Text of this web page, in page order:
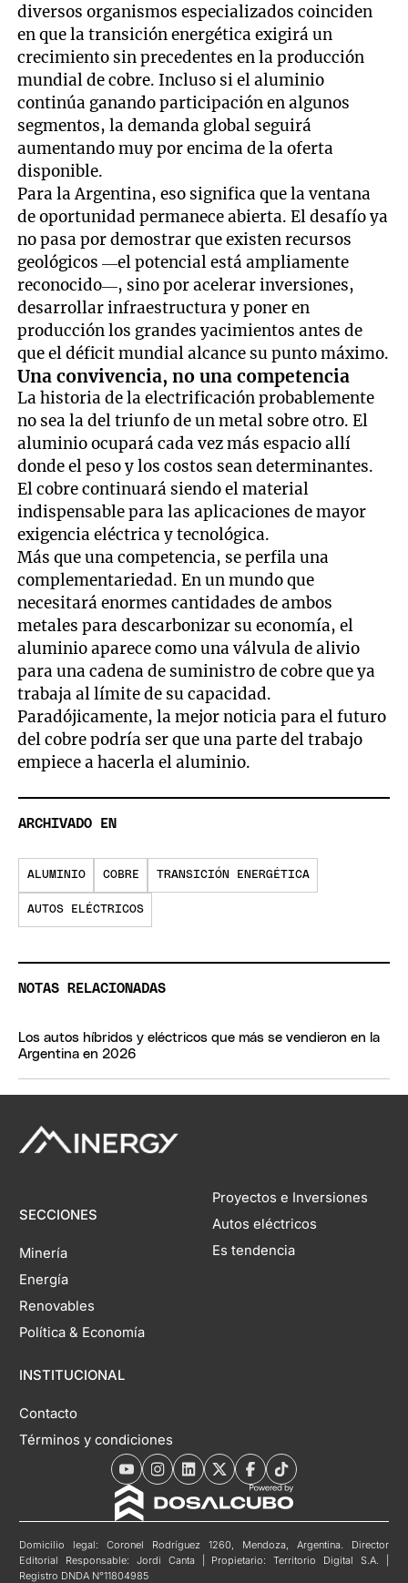
diversos organismos especializados coinciden
en que la transición energética exigirá un
crecimiento sin precedentes en la producción
mundial de cobre. Incluso si el aluminio
continúa ganando participación en algunos
segmentos, la demanda global seguirá
aumentando muy por encima de la oferta
disponible.
Para la Argentina, eso significa que la ventana
de oportunidad permanece abierta. El desafío ya
no pasa por demostrar que existen recursos
geológicos —el potencial está ampliamente
reconocido—, sino por acelerar inversiones,
desarrollar infraestructura y poner en
producción los grandes yacimientos antes de
que el déficit mundial alcance su punto máximo.
Una convivencia, no una competencia
La historia de la electrificación probablemente
no sea la del triunfo de un metal sobre otro. El
aluminio ocupará cada vez más espacio allí
donde el peso y los costos sean determinantes.
El cobre continuará siendo el material
indispensable para las aplicaciones de mayor
exigencia eléctrica y tecnológica.
Más que una competencia, se perfila una
complementariedad. En un mundo que
necesitará enormes cantidades de ambos
metales para descarbonizar su economía, el
aluminio aparece como una válvula de alivio
para una cadena de suministro de cobre que ya
trabaja al límite de su capacidad.
Paradójicamente, la mejor noticia para el futuro
del cobre podría ser que una parte del trabajo
empiece a hacerla el aluminio.
ARCHIVADO EN
ALUMINIO COBRE TRANSICIÓN ENERGÉTICA
AUTOS ELÉCTRICOS
NOTAS RELACIONADAS
Los autos híbridos y eléctricos que más se vendieron en la
Argentina en 2026
SECCIONES
Minería
Energía
Renovables
Política & Economía
INSTITUCIONAL
Contacto
Términos y condiciones
Proyectos e Inversiones
Autos eléctricos
Es tendencia
Domicilio legal: Coronel Rodríguez 1260, Mendoza, Argentina. Director
Editorial Responsable: Jordi Canta | Propietario: Territorio Digital S.A. |
Registro DNDA N°11804985